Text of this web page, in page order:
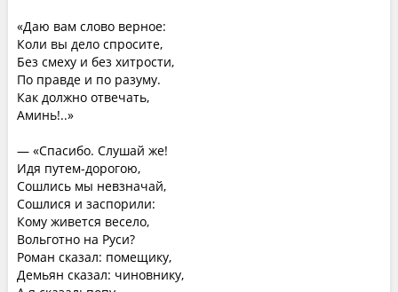
«Даю вам слово верное:
Коли вы дело спросите,
Без смеху и без хитрости,
По правде и по разуму.
Как должно отвечать,
Аминь!..»
— «Спасибо. Слушай же!
Идя путем-дорогою,
Сошлись мы невзначай,
Сошлися и заспорили:
Кому живется весело,
Вольготно на Руси?
Роман сказал: помещику,
Демьян сказал: чиновнику,